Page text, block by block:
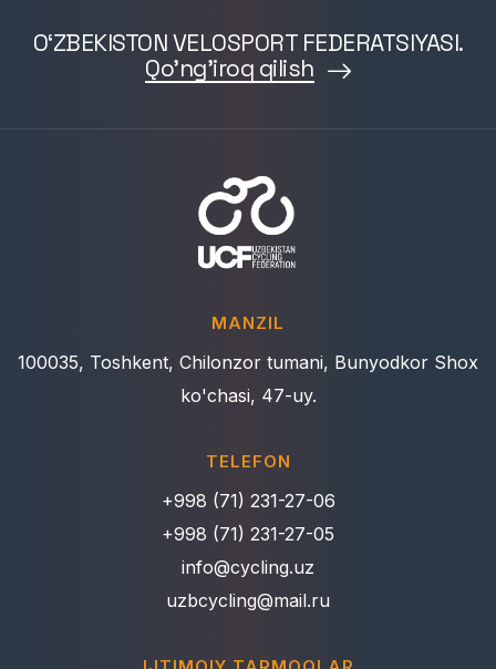
O‘ZBEKISTON VELOSPORT FEDERATSIYASI.
Qo'ng'iroq qilish
MANZIL
100035, Toshkent, Chilonzor tumani, Bunyodkor Shox
ko'chasi, 47-uy.
TELEFON
+998 (71) 231-27-06
+998 (71) 231-27-05
info@cycling.uz
uzbcycling@mail.ru